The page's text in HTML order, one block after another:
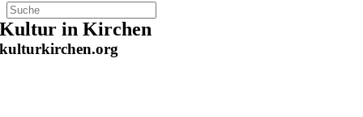
Zum
Inhalt
springen
Kultur in Kirchen
kulturkirchen.org